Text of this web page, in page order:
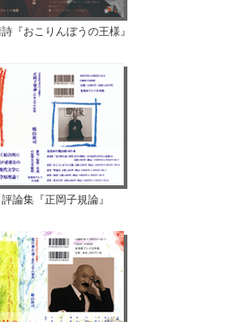
『おこりんぼうの王様』
論集『正岡子規論』